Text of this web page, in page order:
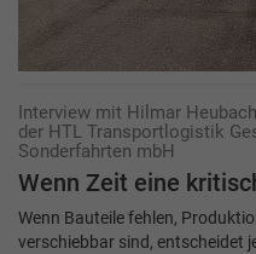
Interview mit Hilmar
der HTL Transportlogistik
Sonderfahrten mbH
Wenn Zeit eine
Wenn Bauteile fehlen,
verschiebbar sind, entscheidet